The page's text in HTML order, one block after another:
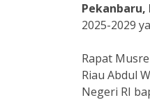
Pekanbaru,
2025-2029
Rapat
Riau Abdul
Negeri RI